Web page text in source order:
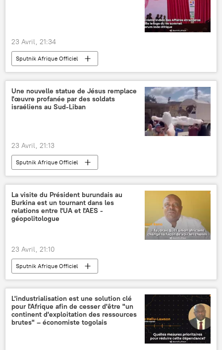
23 Avril, 21:34
Sputnik Afrique Officiel
Une nouvelle statue de Jésus remplace
l'œuvre profanée par des soldats
israéliens au Sud-Liban
23 Avril, 21:13
Sputnik Afrique Officiel
La visite du Président burundais au
Burkina est un tournant dans les
relations entre l'UA et l'AES -
géopolitologue
23 Avril, 21:10
Sputnik Afrique Officiel
L'industrialisation est une solution clé
pour l'Afrique afin de cesser d'être "un
continent d'exploitation des ressources
brutes" – économiste togolais